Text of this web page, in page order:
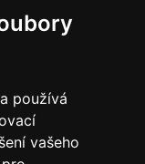
používá
vašeho
a kompletně
jsme Reponio
množství
vybavit veškeré
slevy a akce ze světa